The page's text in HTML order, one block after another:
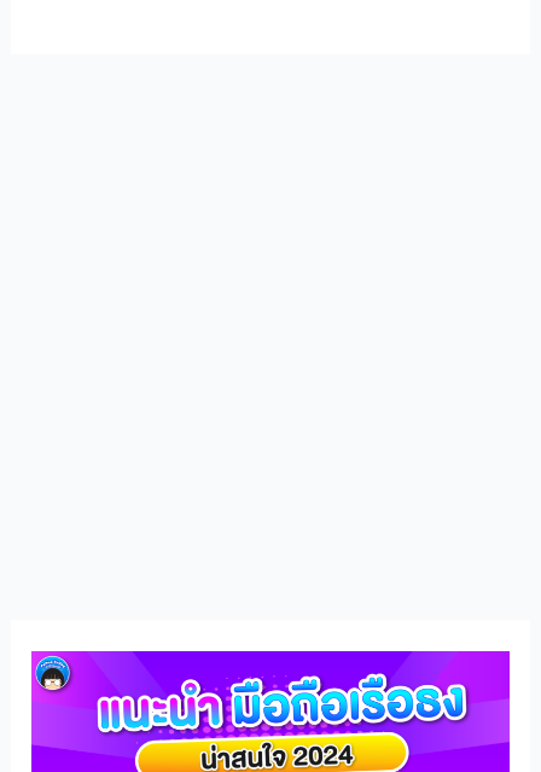
แนะนำ
มือ